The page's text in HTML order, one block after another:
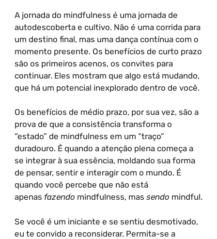
A jornada do mindfulness é uma jornada de
autodescoberta e cultivo. Não é uma corrida para
um destino final, mas uma dança contínua com o
momento presente. Os benefícios de curto prazo
são os primeiros acenos, os convites para
continuar. Eles mostram que algo está mudando,
que há um potencial inexplorado dentro de você.
Os benefícios de médio prazo, por sua vez, são a
prova de que a consistência transforma o
“estado” de mindfulness em um “traço”
duradouro. É quando a atenção plena começa a
se integrar à sua essência, moldando sua forma
de pensar, sentir e interagir com o mundo. É
quando você percebe que não está
apenas fazendo mindfulness, mas sendo mindful.
Se você é um iniciante e se sentiu desmotivado,
eu te convido a reconsiderar. Permita-se a